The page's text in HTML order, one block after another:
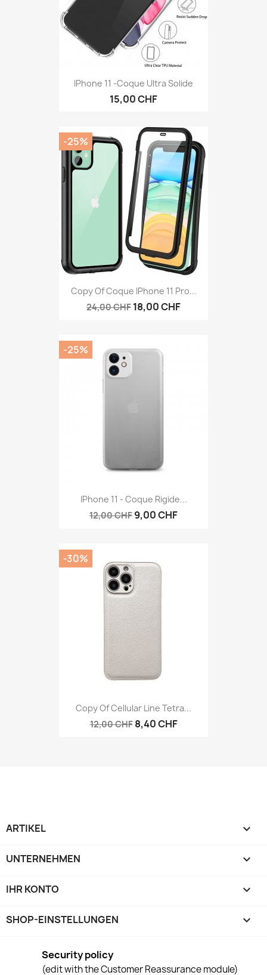
IPhone 11 -Coque Ultra Solide
15,00 CHF
Copy Of Coque IPhone 11 Pro...
24,00 CHF 18,00 CHF
-25%
IPhone 11 - Coque Rigide...
12,00 CHF 9,00 CHF
-25%
Copy Of Cellular Line Tetra...
12,00 CHF 8,40 CHF
-30%
ARTIKEL 
UNTERNEHMEN 
IHR KONTO 
SHOP-EINSTELLUNGEN keyboard_arrow_down
Security policy
(edit with the Customer Reassurance module)